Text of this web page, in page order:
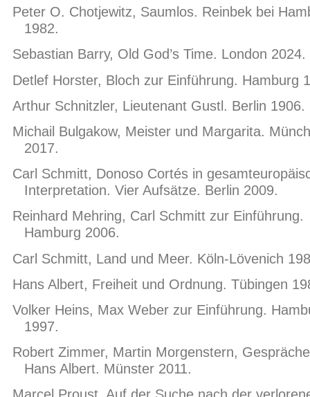
Peter O. Chotjewitz, Saumlos. Reinbek bei
1982.
Sebastian Barry, Old God’s Time. London 2024.
Detlef Horster, Bloch zur Einführung. Hamburg
Arthur Schnitzler, Lieutenant Gustl. Berlin 1906.
Michail Bulgakow, Meister und Margarita.
2017.
Carl Schmitt, Donoso Cortés in
Interpretation. Vier Aufsätze. Berlin 2009.
Reinhard Mehring, Carl Schmitt zur Einführung.
Hamburg 2006.
Carl Schmitt, Land und Meer. Köln-Lövenich
Hans Albert, Freiheit und Ordnung. Tübingen
Volker Heins, Max Weber zur Einführung.
1997.
Robert Zimmer, Martin Morgenstern,
Hans Albert. Münster 2011.